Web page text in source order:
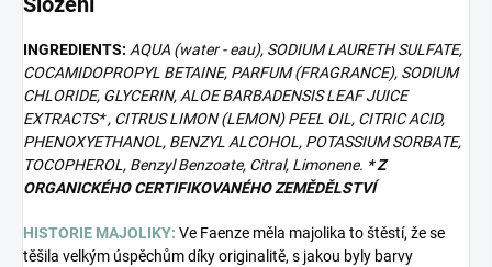
INGREDIENTS: AQUA (water - eau), SODIUM LAURETH SULFATE,
COCAMIDOPROPYL BETAINE, PARFUM (FRAGRANCE), SODIUM
CHLORIDE, GLYCERIN, ALOE BARBADENSIS LEAF JUICE
EXTRACTS* , CITRUS LIMON (LEMON) PEEL OIL, CITRIC ACID,
PHENOXYETHANOL, BENZYL ALCOHOL, POTASSIUM SORBATE,
TOCOPHEROL, Benzyl Benzoate, Citral, Limonene. * Z
ORGANICKÉHO CERTIFIKOVANÉHO ZEMĚDĚLSTVÍ
HISTORIE MAJOLIKY: Ve Faenze měla majolika to štěstí, že se
těšila velkým úspěchům díky originalitě, s jakou byly barvy